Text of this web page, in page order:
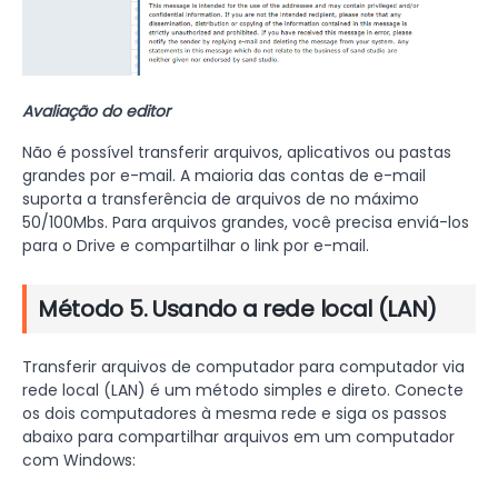
Avaliação do editor
Não é possível transferir arquivos, aplicativos ou pastas
grandes por e-mail. A maioria das contas de e-mail
suporta a transferência de arquivos de no máximo
50/100Mbs. Para arquivos grandes, você precisa enviá-los
para o Drive e compartilhar o link por e-mail.
Método 5. Usando a rede local (LAN)
Transferir arquivos de computador para computador via
rede local (LAN) é um método simples e direto. Conecte
os dois computadores à mesma rede e siga os passos
abaixo para compartilhar arquivos em um computador
com Windows: